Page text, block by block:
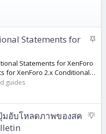
ปั
Statements for
Statements for XenForo
for XenForo 2.x Conditional
conditional statements
guides
ข้
มอับโหลดภาพของสค